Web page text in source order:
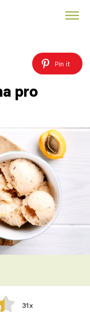
Pin it
pro
31x